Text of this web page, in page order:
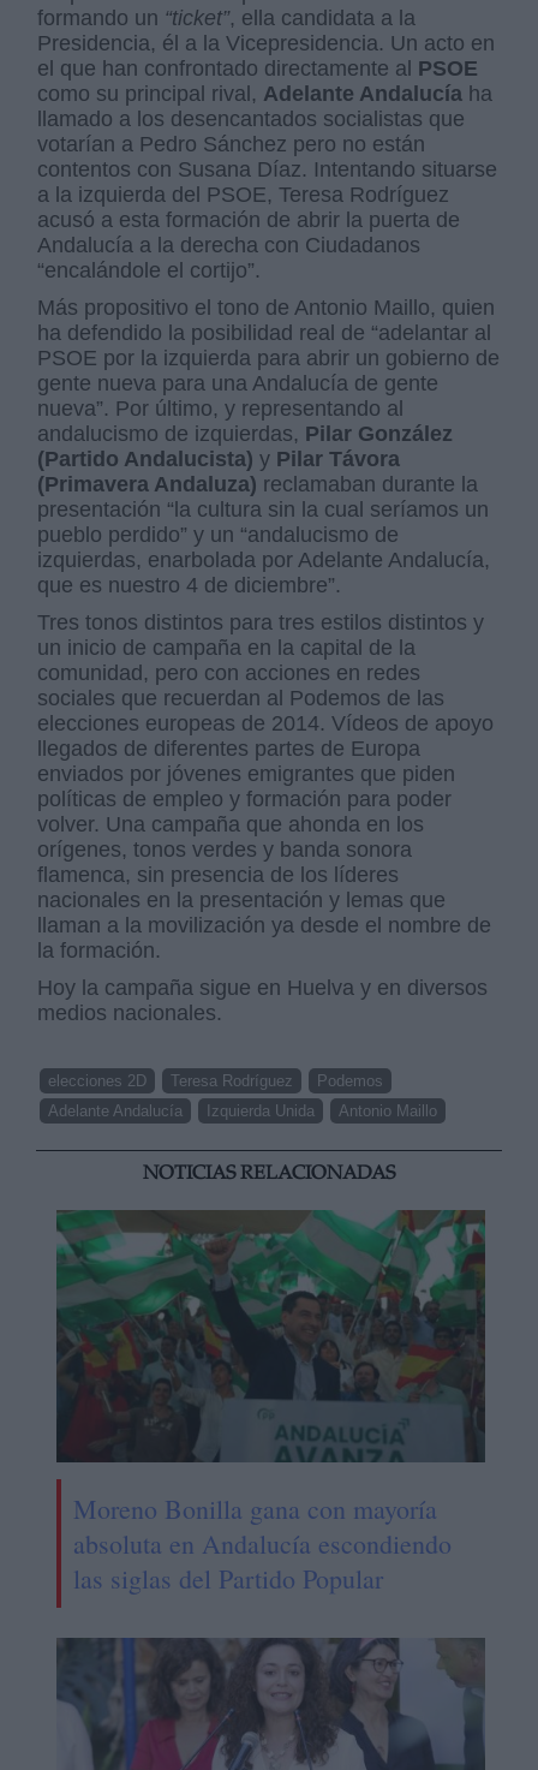
formando un “ticket”, ella candidata a la
Presidencia, él a la Vicepresidencia. Un acto en
el que han confrontado directamente al PSOE
como su principal rival, Adelante Andalucía ha
llamado a los desencantados socialistas que
votarían a Pedro Sánchez pero no están
contentos con Susana Díaz. Intentando situarse
a la izquierda del PSOE, Teresa Rodríguez
acusó a esta formación de abrir la puerta de
Andalucía a la derecha con Ciudadanos
“encalándole el cortijo”.
Más propositivo el tono de Antonio Maillo, quien
ha defendido la posibilidad real de “adelantar al
PSOE por la izquierda para abrir un gobierno de
gente nueva para una Andalucía de gente
nueva”. Por último, y representando al
andalucismo de izquierdas, Pilar González
(Partido Andalucista) y Pilar Távora
(Primavera Andaluza) reclamaban durante la
presentación “la cultura sin la cual seríamos un
pueblo perdido” y un “andalucismo de
izquierdas, enarbolada por Adelante Andalucía,
que es nuestro 4 de diciembre”.
Tres tonos distintos para tres estilos distintos y
un inicio de campaña en la capital de la
comunidad, pero con acciones en redes
sociales que recuerdan al Podemos de las
elecciones europeas de 2014. Vídeos de apoyo
llegados de diferentes partes de Europa
enviados por jóvenes emigrantes que piden
políticas de empleo y formación para poder
volver. Una campaña que ahonda en los
orígenes, tonos verdes y banda sonora
flamenca, sin presencia de los líderes
nacionales en la presentación y lemas que
llaman a la movilización ya desde el nombre de
la formación.
Hoy la campaña sigue en Huelva y en diversos
medios nacionales.
elecciones 2D Teresa Rodríguez
Podemos
Adelante Andalucía
Izquierda Unida Antonio Maillo
NOTICIAS RELACIONADAS
Moreno Bonilla gana con mayoría
absoluta en Andalucía escondiendo
las siglas del Partido Popular